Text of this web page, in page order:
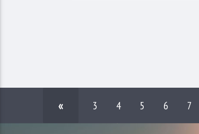
« 3 4 5 6 7